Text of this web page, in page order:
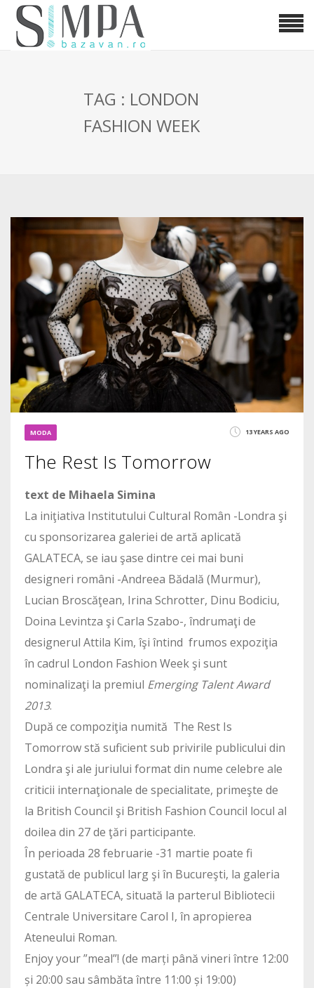
TAG : LONDON
FASHION WEEK
MODA 13 YEARS AGO
The Rest Is Tomorrow
text de Mihaela Simina
La iniţiativa Institutului Cultural Român -Londra şi
cu sponsorizarea galeriei de artă aplicată
GALATECA, se iau şase dintre cei mai buni
designeri români -Andreea Bădală (Murmur),
Lucian Broscăţean, Irina Schrotter, Dinu Bodiciu,
Doina Levintza şi Carla Szabo-, îndrumaţi de
designerul Attila Kim, îşi întind frumos expoziţia
în cadrul London Fashion Week şi sunt
nominalizaţi la premiul Emerging Talent Award
2013.
După ce compoziţia numită The Rest Is
Tomorrow stă suficient sub privirile publicului din
Londra şi ale juriului format din nume celebre ale
criticii internaţionale de specialitate, primeşte de
la British Council şi British Fashion Council locul al
doilea din 27 de ţări participante.
În perioada 28 februarie -31 martie poate fi
gustată de publicul larg şi în Bucureşti, la galeria
de artă GALATECA, situată la parterul Bibliotecii
Centrale Universitare Carol I, în apropierea
Ateneului Roman.
Enjoy your ”meal”! (de marți până vineri între 12:00
și 20:00 sau sâmbăta între 11:00 și 19:00)